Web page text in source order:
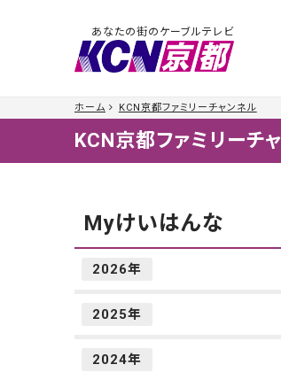
あなたの街のケーブルテレビ
ホーム KCN京都ファミリーチャンネル
KCN京都ファミリーチ
Myけいはんな
2026年
2025年
2024年